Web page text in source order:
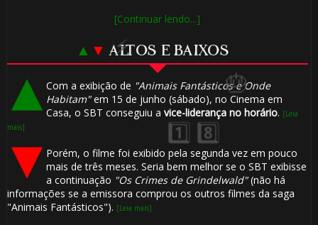
[Continuar lendo...]
▲ ▼ ALTOS E BAIXOS
Com a exibição de "Animais Fantásticos e Onde
Habitam"em 15 de junho (sábado), no Cinema em
Casa, o SBT conseguiu a vice-liderança no horário. [Leia
mais]
Porém, o filme foi exibido pela segunda vez em pouco
mais de três meses. Seria bem melhor se o SBT exibisse
a continuação "Os Crimes de Grindelwald"(não há
informações se a emissora comprou os outros filmes da saga
"Animais Fantásticos"). [Leia mais]
🎂